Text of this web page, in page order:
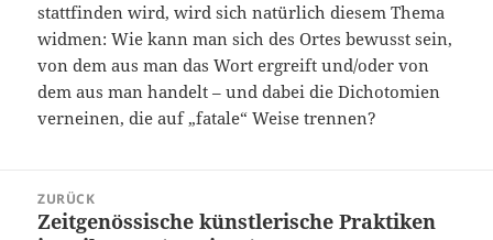
stattfinden wird, wird sich natürlich diesem Thema
widmen: Wie kann man sich des Ortes bewusst sein,
von dem aus man das Wort ergreift und/oder von
dem aus man handelt – und dabei die Dichotomien
verneinen, die auf „fatale“ Weise trennen?
ZURÜCK
Vorheriger
Zeitgenössische künstlerische Praktiken